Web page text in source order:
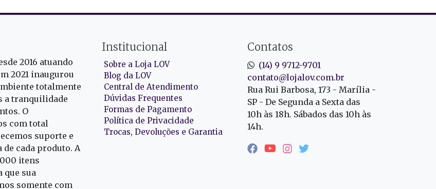
Contatos
(14) 9 9712-9701
contato@lojalov.com.br
Rua Rui Barbosa, 173 - Marília -
SP - De Segunda a Sexta das
10h às 18h. Sábados das 10h às
14h.
Institucional
Sobre a Loja LOV
Blog da LOV
Central de Atendimento
Dúvidas Frequentes
Formas de Pagamento
Política de Privacidade
Trocas, Devoluções e Garantia
2016 atuando
2021 inaugurou
totalmente
a tranquilidade
O
com total
suporte e
cada produto. A
itens
que sua
somente com